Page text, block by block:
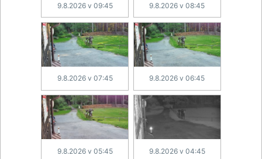
9.8.2026 v 09:45 9.8.2026 v 08:45
9.8.2026 v 07:45 9.8.2026 v 06:45
9.8.2026 v 05:45 9.8.2026 v 04:45